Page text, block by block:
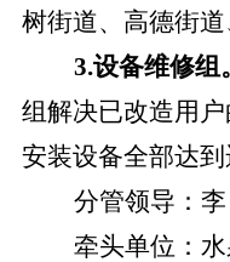
树街道、高德街
3.设备维修组。
组解决已改造用
安装设备全部达到
分管领导： 李
牵头单位：